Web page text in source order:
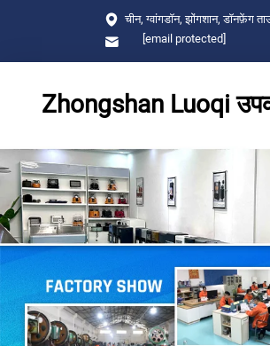
चीन, ग्वांगडॉन, झोंगशान, डॉनफ़ेंग
[email protected]
Zhongshan Luoqi